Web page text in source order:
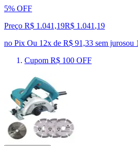
5% OFF
Preço R$ 1.041,19R$ 1.041 ,19
no Pix Ou 12x de R$ 91,33 sem jurosou
Cupom R$ 100 OFF